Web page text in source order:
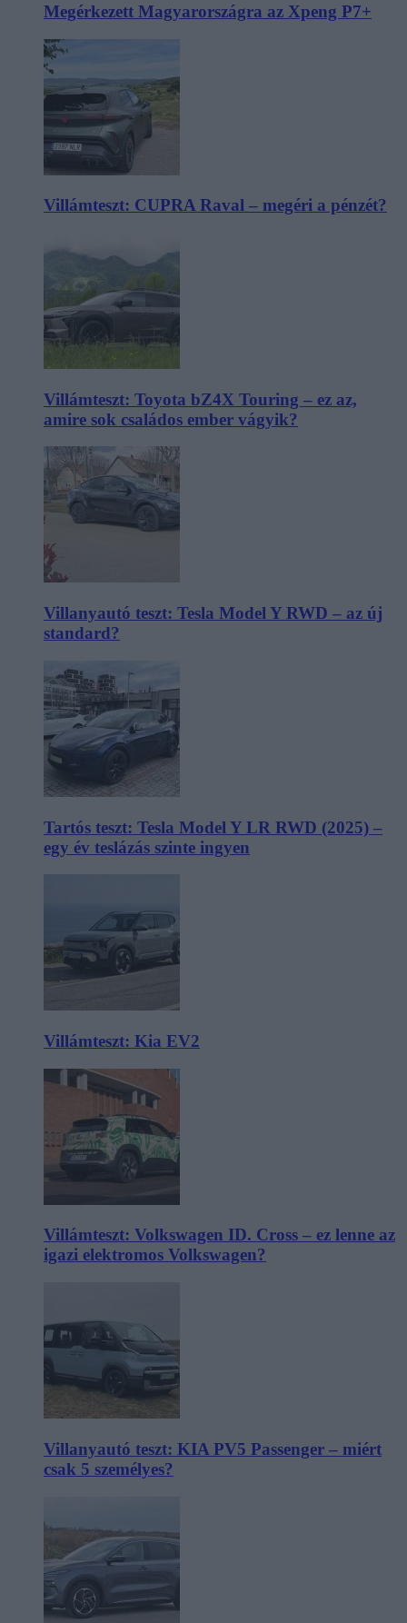
Megérkezett Magyarországra az Xpeng P7+
Villámteszt: CUPRA Raval – megéri a pénzét?
Villámteszt: Toyota bZ4X Touring – ez az,
amire sok családos ember vágyik?
Villanyautó teszt: Tesla Model Y RWD – az új
standard?
Tartós teszt: Tesla Model Y LR RWD (2025) –
egy év teslázás szinte ingyen
Villámteszt: Kia EV2
Villámteszt: Volkswagen ID. Cross – ez lenne az
igazi elektromos Volkswagen?
Villanyautó teszt: KIA PV5 Passenger – miért
csak 5 személyes?